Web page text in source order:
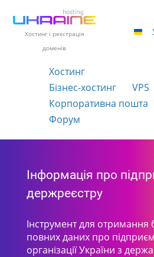
Хостинг і реєстрація
доменів
Хостинг
Бізнес-хостинг
VPS
Корпоративна пошта
Форум
Інформація про
держреєстру
Інструмент для отримання
повних даних про
організації України з